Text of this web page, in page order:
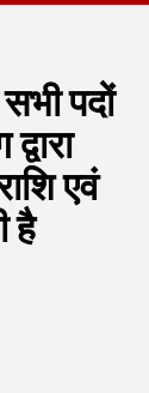
पदों
एवं
है